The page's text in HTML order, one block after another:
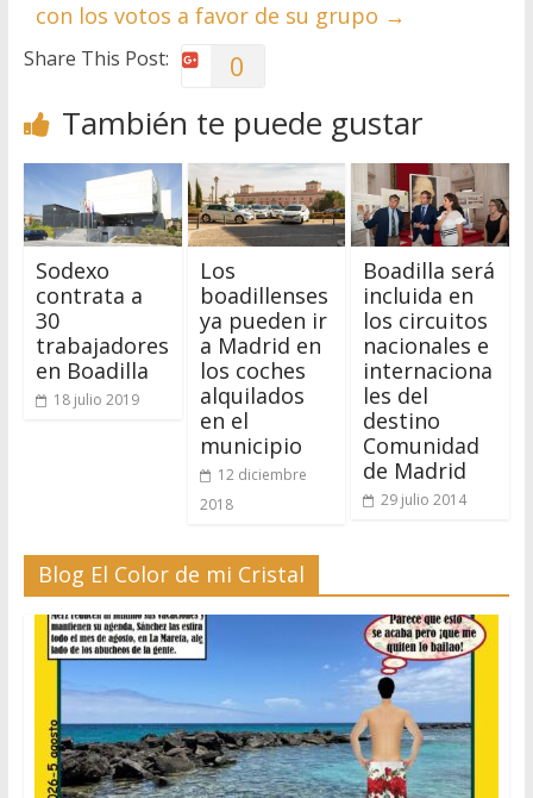
con los votos a favor de su grupo →
Share This Post: 0
También te puede gustar
Sodexo
contrata a
30
trabajadores
en Boadilla
18 julio 2019
Los
boadillenses
ya pueden ir
a Madrid en
los coches
alquilados
en el
municipio
12 diciembre
2018
Boadilla será
incluida en
los circuitos
nacionales e
internaciona
les del
destino
Comunidad
de Madrid
29 julio 2014
Blog El Color de mi Cristal